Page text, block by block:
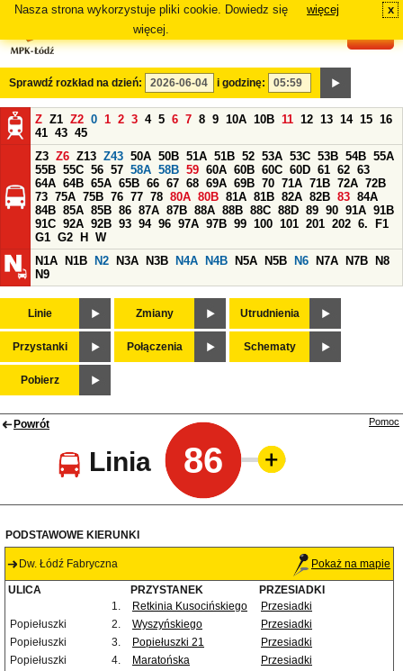
Nasza strona wykorzystuje pliki cookie. Dowiedz się
więcej.
więcej x
Sprawdź rozkład na dzień: i godzinę:
Z Z1 Z2 0 1 2 3 4 5 6 7 8 9 10A 10B 11 12 13 14 15 16
41 43 45
Z3 Z6 Z13 Z43 50A 50B 51A 51B 52 53A 53C 53B 54B 55A
55B 55C 56 57 58A 58B 59 60A 60B 60C 60D 61 62 63
64A 64B 65A 65B 66 67 68 69A 69B 70 71A 71B 72A 72B
73 75A 75B 76 77 78 80A 80B 81A 81B 82A 82B 83 84A
84B 85A 85B 86 87A 87B 88A 88B 88C 88D 89 90 91A 91B
91C 92A 92B 93 94 96 97A 97B 99 100 101 201 202 6.
F1
G1 G2 H
W
N1A
N1B N2 N3A N3B N4A N4B N5A N5B N6 N7A N7B
N8
N9
Linie Zmiany Utrudnienia
Przystanki Połączenia Schematy
Pobierz
Powrót
Linia 86
Pomoc
PODSTAWOWE KIERUNKI
Dw. Łódź Fabryczna Pokaż na mapie
ULICA PRZYSTANEK
PRZESIADKI
1.
Retkinia Kusocińskiego
Przesiadki
Popiełuszki
2. Wyszyńskiego
Przesiadki
Popiełuszki
3. Popiełuszki 21
Przesiadki
Popiełuszki
4. Maratońska
Przesiadki